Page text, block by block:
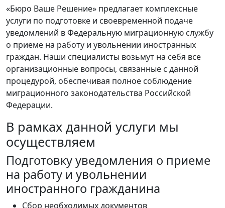
«Бюро Ваше Решение» предлагает комплексные
услуги по подготовке и своевременной подаче
уведомлений в Федеральную миграционную службу
о приеме на работу и увольнении иностранных
граждан. Наши специалисты возьмут на себя все
организационные вопросы, связанные с данной
процедурой, обеспечивая полное соблюдение
миграционного законодательства Российской
Федерации.
В рамках данной услуги мы
осуществляем
Подготовку уведомления о приеме
на работу и увольнении
иностранного гражданина
Сбор необходимых документов